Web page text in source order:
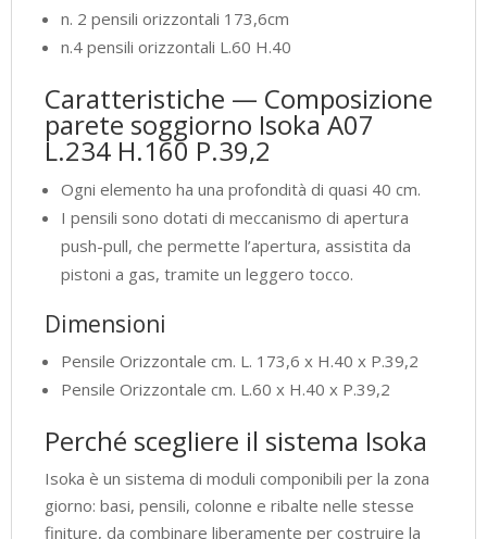
n. 2 pensili orizzontali 173,6cm
n.4 pensili orizzontali L.60 H.40
Caratteristiche — Composizione
parete soggiorno Isoka A07
L.234 H.160 P.39,2
Ogni elemento ha una profondità di quasi 40 cm.
I pensili sono dotati di meccanismo di apertura
push-pull, che permette l’apertura, assistita da
pistoni a gas, tramite un leggero tocco.
Dimensioni
Pensile Orizzontale cm. L. 173,6 x H.40 x P.39,2
Pensile Orizzontale cm. L.60 x H.40 x P.39,2
Perché scegliere il sistema Isoka
Isoka è un sistema di moduli componibili per la zona
giorno: basi, pensili, colonne e ribalte nelle stesse
finiture, da combinare liberamente per costruire la